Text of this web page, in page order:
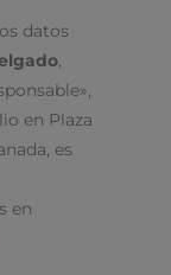
datos
en Plaza
es
en